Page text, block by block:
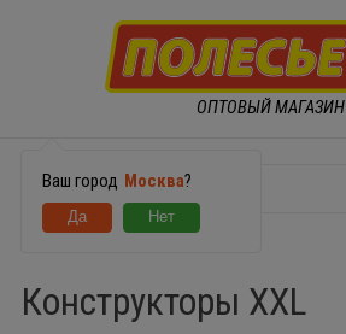
ОПТОВЫЙ МАГАЗИН
Ваш город Москва?
Конструкторы XXL